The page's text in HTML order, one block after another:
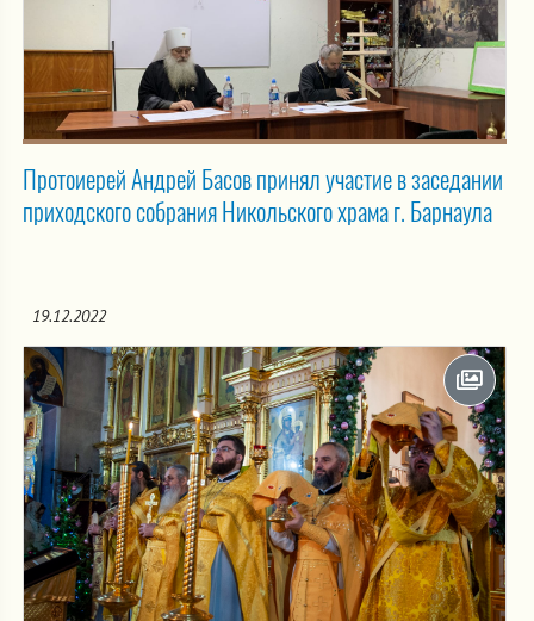
Протоиерей Андрей Басов принял участие в заседании
приходского собрания Никольского храма г. Барнаула
19.12.2022